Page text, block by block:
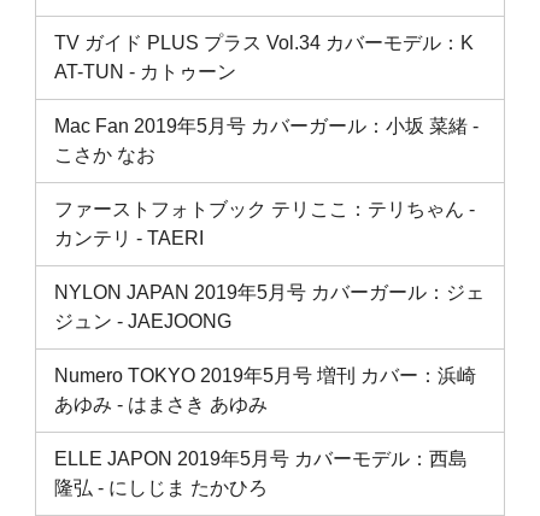
TV ガイド PLUS プラス Vol.34 カバーモデル：K
AT-TUN ‐ カトゥーン
Mac Fan 2019年5月号 カバーガール：小坂 菜緒 ‐
こさか なお
ファーストフォトブック テリここ：テリちゃん ‐
カンテリ ‐ TAERI
NYLON JAPAN 2019年5月号 カバーガール：ジェ
ジュン ‐ JAEJOONG
Numero TOKYO 2019年5月号 増刊 カバー：浜崎
あゆみ ‐ はまさき あゆみ
ELLE JAPON 2019年5月号 カバーモデル：西島
隆弘 ‐ にしじま たかひろ